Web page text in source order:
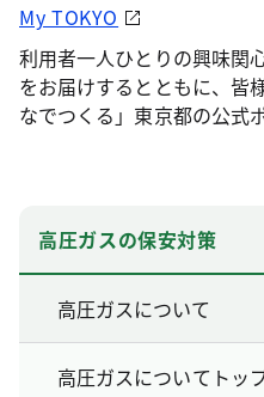
My TOKYO
利用者一人ひとりの興味関
をお届けするとともに、皆
なでつくる」東京都の公式
高圧ガスの保安対策
高圧ガスについて
高圧ガスについてトッ